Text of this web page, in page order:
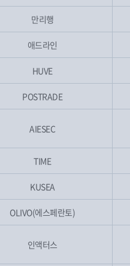
만리행
애드라인
HUVE
POSTRADE
AIESEC
TIME
KUSEA
OLIVO(에스페란토)
인액터스